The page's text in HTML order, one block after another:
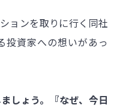
ョンを取りに行く同社
投資家への想いがあっ
しょう。『なぜ、今日